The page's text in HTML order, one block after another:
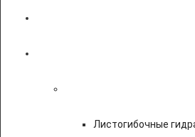
Листогибочные